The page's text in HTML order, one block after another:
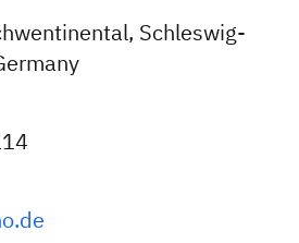
Schleswig-